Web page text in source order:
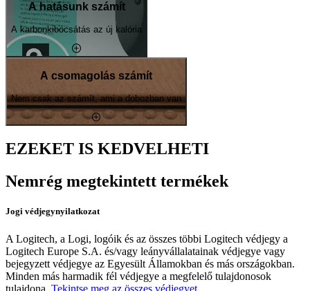
A hatásunk számít
A karbonkibocsátás az új kalória
A csomagolás számít
Nem csak az számít, ami a dobozban van
EZEKET IS KEDVELHETI
Nemrég megtekintett termékek
Jogi védjegynyilatkozat
A Logitech, a Logi, logóik és az összes többi Logitech védjegy a
Logitech Europe S.A. és/vagy leányvállalatainak védjegye vagy
bejegyzett védjegye az Egyesült Államokban és más országokban.
Minden más harmadik fél védjegye a megfelelő tulajdonosok
tulajdona. Tekintse meg az összes védjegyet